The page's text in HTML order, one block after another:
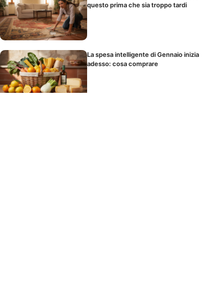
questo prima che sia troppo tardi
La spesa intelligente di Gennaio inizia
adesso: cosa comprare